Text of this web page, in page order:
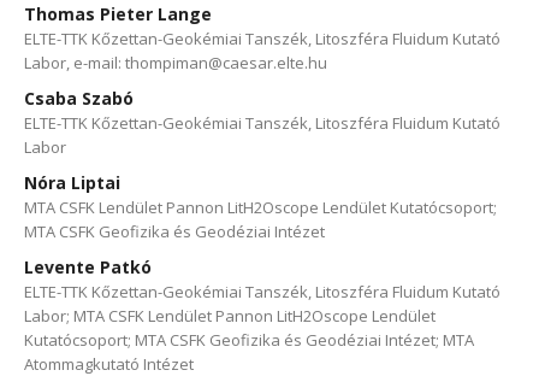
Thomas Pieter Lange
ELTE-TTK Kőzettan-Geokémiai Tanszék, Litoszféra Fluidum Kutató
Labor, e-mail: thompiman@caesar.elte.hu
Csaba Szabó
ELTE-TTK Kőzettan-Geokémiai Tanszék, Litoszféra Fluidum Kutató
Labor
Nóra Liptai
MTA CSFK Lendület Pannon LitH2Oscope Lendület Kutatócsoport;
MTA CSFK Geofizika és Geodéziai Intézet
Levente Patkó
ELTE-TTK Kőzettan-Geokémiai Tanszék, Litoszféra Fluidum Kutató
Labor; MTA CSFK Lendület Pannon LitH2Oscope Lendület
Kutatócsoport; MTA CSFK Geofizika és Geodéziai Intézet; MTA
Atommagkutató Intézet